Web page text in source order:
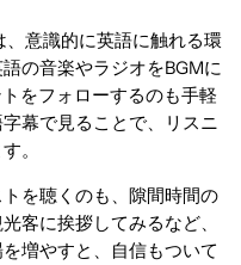
意識的に英語に触れる環
の音楽やラジオをBGMに
をフォローするのも手軽
幕で見ることで、リスニ
。
を聴くのも、隙間時間の
客に挨拶してみるなど、
増やすと、自信もついて